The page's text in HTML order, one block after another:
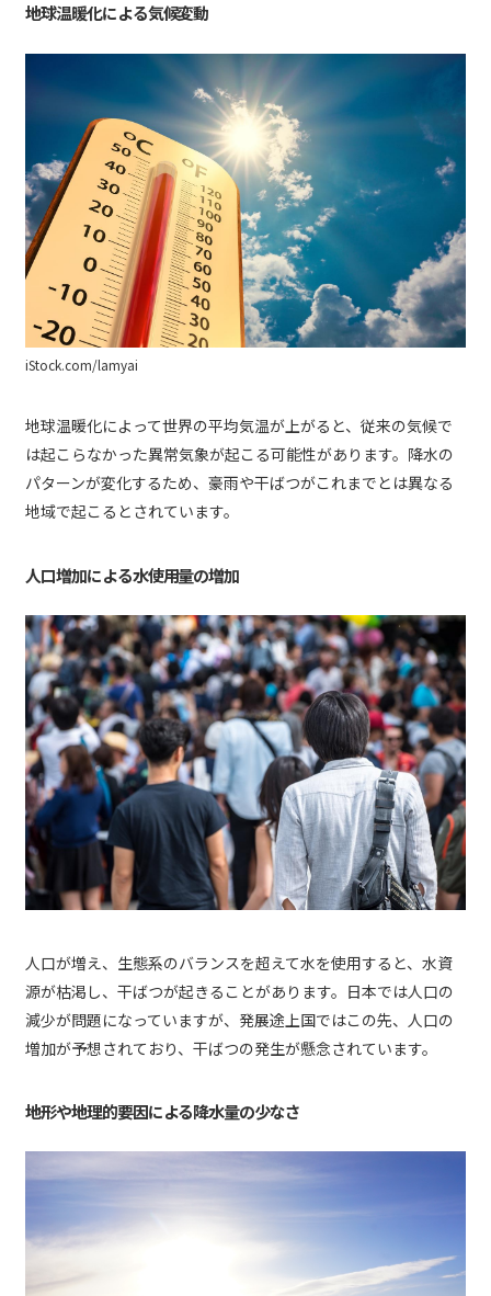
地球温暖化による気候変動
iStock.com/lamyai
地球温暖化によって世界の平均気温が上がると、従来の気候で
は起こらなかった異常気象が起こる可能性があります。降水の
パターンが変化するため、豪雨や干ばつがこれまでとは異なる
地域で起こるとされています。
人口増加による水使用量の増加
人口が増え、生態系のバランスを超えて水を使用すると、水資
源が枯渇し、干ばつが起きることがあります。日本では人口の
減少が問題になっていますが、発展途上国ではこの先、人口の
増加が予想されており、干ばつの発生が懸念されています。
地形や地理的要因による降水量の少なさ